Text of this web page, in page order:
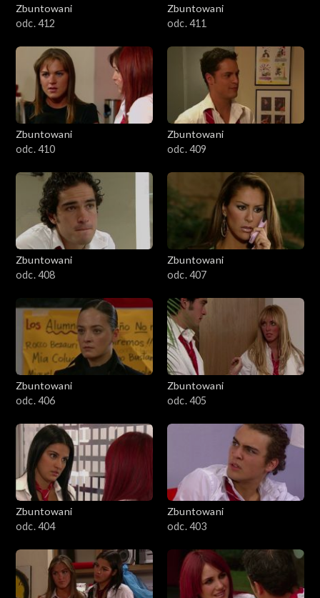
Zbuntowani
odc. 412
Zbuntowani
odc. 411
Zbuntowani
odc. 410
Zbuntowani
odc. 409
Zbuntowani
odc. 408
Zbuntowani
odc. 407
Zbuntowani
odc. 406
Zbuntowani
odc. 405
Zbuntowani
odc. 404
Zbuntowani
odc. 403